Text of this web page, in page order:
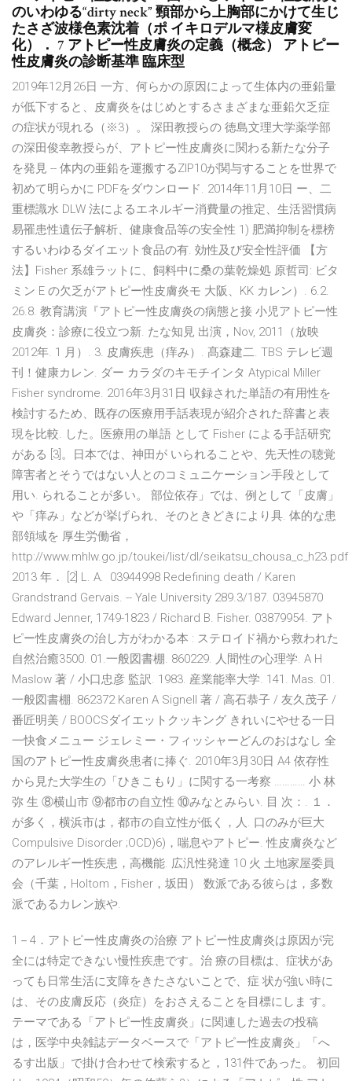
のいわゆる“dirty neck” 頸部から上胸部にかけて生じ
たさざ波様色素沈着（ポ イキロデルマ様皮膚変
化）． 7 アトピー性皮膚炎の定義（概念） アトピー
性皮膚炎の診断基準 臨床型
2019年12月26日 一方、何らかの原因によって生体内の亜鉛量
が低下すると、皮膚炎をはじめとするさまざまな亜鉛欠乏症
の症状が現れる（※3）。 深田教授らの 徳島文理大学薬学部
の深田俊幸教授らが、アトピー性皮膚炎に関わる新たな分子
を発見 -- 体内の亜鉛を運搬するZIP10が関与することを世界で
初めて明らかに PDFをダウンロード. 2014年11月10日 ー、二
重標識水 DLW 法によるエネルギー消費量の推定、生活習慣病
易罹患性遺伝子解析、健康食品等の安全性 1) 肥満抑制を標榜
するいわゆるダイエット食品の有. 効性及び安全性評価 【方
法】Fisher 系雄ラットに、飼料中に桑の葉乾燥処 原哲司: ビタ
ミン E の欠乏がアトピー性皮膚炎モ 大阪、KK カレン）. 6.2.
26.8. 教育講演『アトピー性皮膚炎の病態と接 小児アトピー性
皮膚炎：診療に役立つ新. たな知見 出演，Nov, 2011（放映
2012年. 1 月）. 3. 皮膚疾患（痒み）. 髙森建二. TBS テレビ週
刊！健康カレン. ダー カラダのキモチインタ Atypical Miller
Fisher syndrome. 2016年3月31日 収録された単語の有用性を
検討するため、既存の医療用手話表現が紹介された辞書と表
現を比較. した。医療用の単語 として Fisher による手話研究
がある [3]。日本では、神田が いられることや、先天性の聴覚
障害者とそうではない人とのコミュニケーション手段として
用い. られることが多い。 部位依存」では、例として「皮膚」
や「痒み」などが挙げられ、そのときどきにより具. 体的な患
部領域を 厚生労働省，
http://www.mhlw.go.jp/toukei/list/dl/seikatsu_chousa_c_h23.pdf
2013 年． [2] L. A. 03944998 Redefining death / Karen
Grandstrand Gervais. -- Yale University 289.3/187. 03945870
Edward Jenner, 1749-1823 / Richard B. Fisher. 03879954. アト
ピー性皮膚炎の治し方がわかる本 : ステロイド禍から救われた
自然治癒3500. 01.一般図書棚. 860229. 人間性の心理学. A H
Maslow 著 / 小口忠彦 監訳. 1983. 産業能率大学. 141. Mas. 01.
一般図書棚. 862372 Karen A Signell 著 / 高石恭子 / 友久茂子 /
番匠明美 / BOOCSダイエットクッキング きれいにやせる一日
一快食メニュー ジェレミー・フィッシャーどんのおはなし 全
国のアトピー性皮膚炎患者に捧ぐ. 2010年3月30日 A4 依存性
から見た大学生の「ひきこもり」に関する一考察 ………… 小 林
弥 生 ⑧横山市 ⑨都市の自立性 ⑩みなとみらい. 目 次：. １．
が多く，横浜市は，都市の自立性が低く，人. 口のみが巨大
Compulsive Disorder ;OCD)6)，喘息やアトピー. 性皮膚炎など
のアレルギー性疾患，高機能. 広汎性発達 10 火 土地家屋委員
会（千葉，Holtom，Fisher，坂田） 数派である彼らは，多数
派であるカレン族や.
1－4．アトピー性皮膚炎の治療 アトピー性皮膚炎は原因が完
全には特定できない慢性疾患です。治 療の目標は、症状があ
っても日常生活に支障をきたさないことで、症 状が強い時に
は、その皮膚反応（炎症）をおさえることを目標にしま す。
テーマである「アトピー性皮膚炎」に関連した過去の投稿
は，医学中央雑誌データベースで「アトピー性皮膚炎」「へ
るす出版」で掛け合わせて検索すると，131件であった。 初回